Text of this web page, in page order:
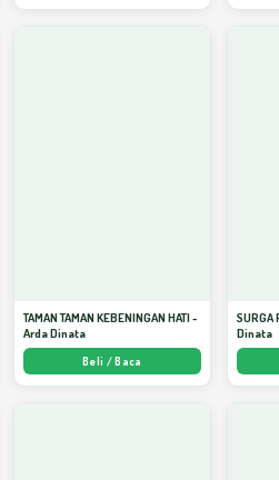
TAMAN TAMAN KEBENINGAN HATI -
Arda Dinata
Beli / Baca
SURGA
Dinata